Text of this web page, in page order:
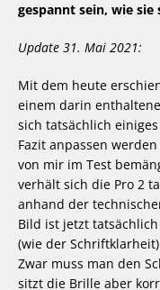
gespannt sein, wie sie
Update 31. Mai 2021:
Mit dem heute
einem darin
sich tatsächlich
Fazit anpassen
von mir im Test
verhält sich die Pro 2
anhand der
Bild ist jetzt
(wie der
Zwar muss man den
sitzt die Brille aber